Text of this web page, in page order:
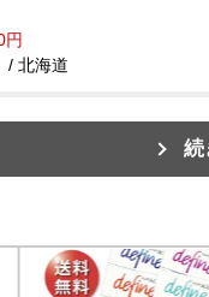
円
/ 北海道
続